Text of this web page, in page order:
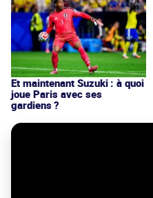
Et maintenant Suzuki : à quoi
joue Paris avec ses
gardiens ?